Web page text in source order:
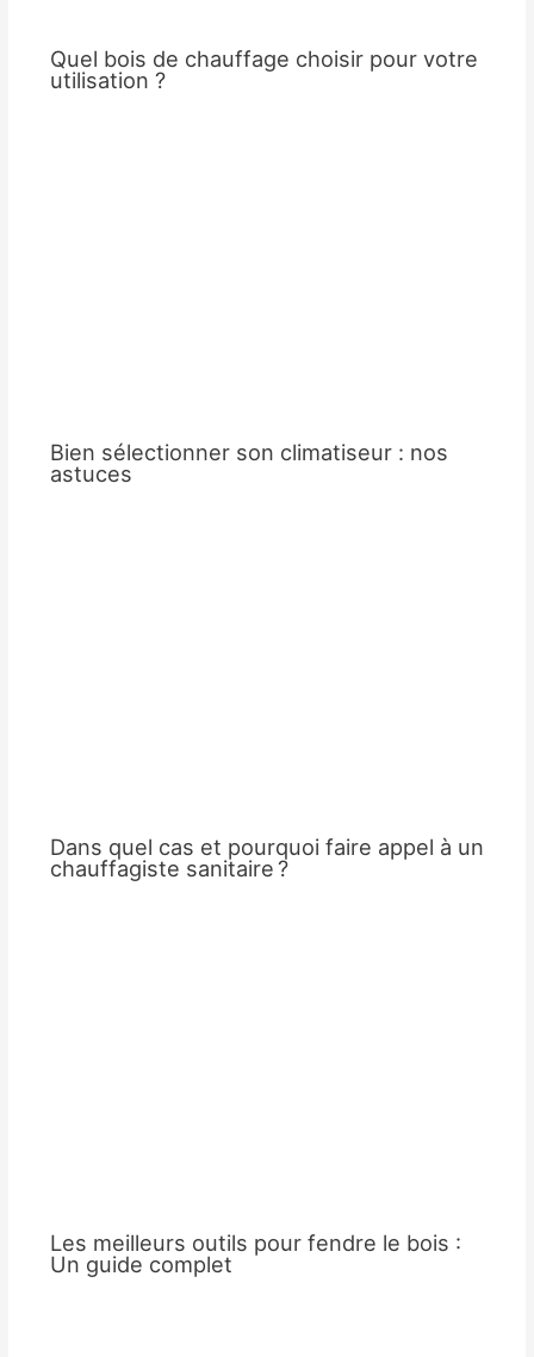
Quel bois de chauffage choisir pour votre
utilisation ?
Bien sélectionner son climatiseur : nos
astuces
Dans quel cas et pourquoi faire appel à un
chauffagiste sanitaire ?
Les meilleurs outils pour fendre le bois :
Un guide complet